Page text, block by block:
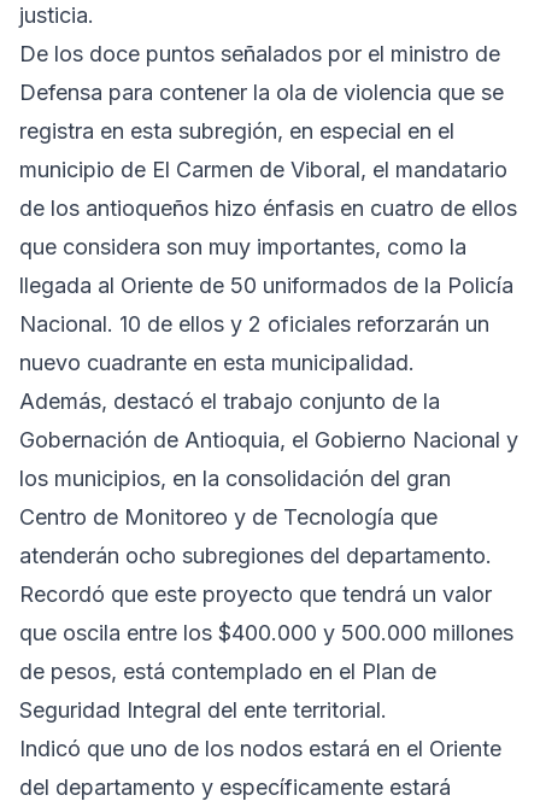
justicia.
De los doce puntos señalados por el ministro de
Defensa para contener la ola de violencia que se
registra en esta subregión, en especial en el
municipio de El Carmen de Viboral, el mandatario
de los antioqueños hizo énfasis en cuatro de ellos
que considera son muy importantes, como la
llegada al Oriente de 50 uniformados de la Policía
Nacional. 10 de ellos y 2 oficiales reforzarán un
nuevo cuadrante en esta municipalidad.
Además, destacó el trabajo conjunto de la
Gobernación de Antioquia, el Gobierno Nacional y
los municipios, en la consolidación del gran
Centro de Monitoreo y de Tecnología que
atenderán ocho subregiones del departamento.
Recordó que este proyecto que tendrá un valor
que oscila entre los $400.000 y 500.000 millones
de pesos, está contemplado en el Plan de
Seguridad Integral del ente territorial.
Indicó que uno de los nodos estará en el Oriente
del departamento y específicamente estará